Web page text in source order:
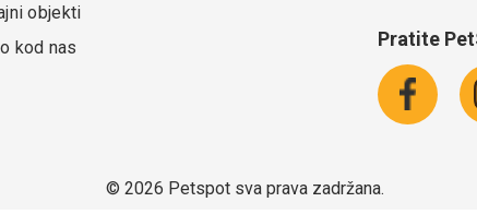
objekti
kod nas
Pratite
© 2026 Petspot sva prava zadržana.